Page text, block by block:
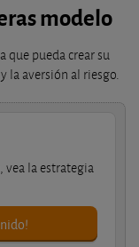
modelo
que pueda crear su
la aversión al riesgo.
la estrategia